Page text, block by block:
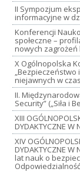
II Sympozjum
informacyjne w
Konferencji
społeczne –
nowych zagrożeń
X Ogólnopolska
niejawnych w
II.
Security” („Siła i
XIII
DYDAKTYCZNE W
XIV
DYDAKTYCZNE W
lat nauk o
Odpowiedzialność